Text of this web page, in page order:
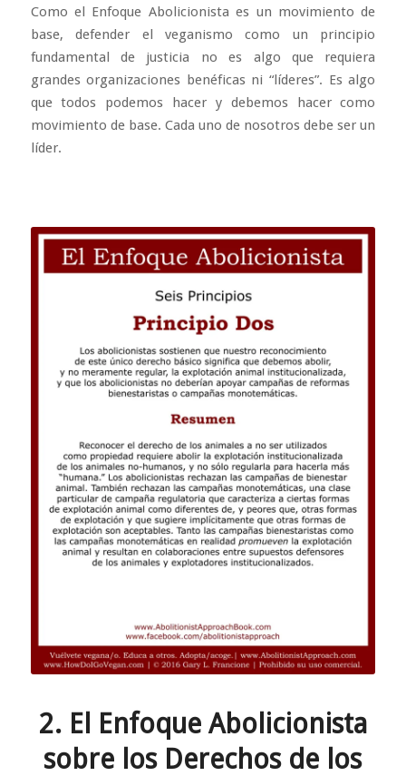
Como el Enfoque Abolicionista es un movimiento de
base, defender el veganismo como un principio
fundamental de justicia no es algo que requiera
grandes organizaciones benéficas ni “líderes”. Es algo
que todos podemos hacer y debemos hacer como
movimiento de base. Cada uno de nosotros debe ser un
líder.
2. El Enfoque Abolicionista
sobre los Derechos de los